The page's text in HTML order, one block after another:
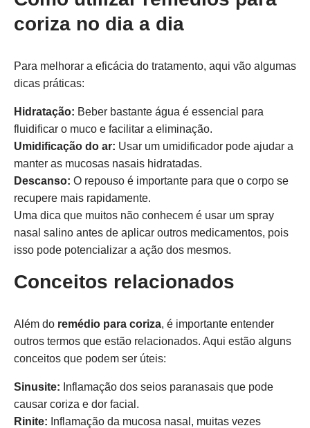
coriza no dia a dia
Para melhorar a eficácia do tratamento, aqui vão algumas
dicas práticas:
Hidratação: Beber bastante água é essencial para
fluidificar o muco e facilitar a eliminação.
Umidificação do ar: Usar um umidificador pode ajudar a
manter as mucosas nasais hidratadas.
Descanso: O repouso é importante para que o corpo se
recupere mais rapidamente.
Uma dica que muitos não conhecem é usar um spray
nasal salino antes de aplicar outros medicamentos, pois
isso pode potencializar a ação dos mesmos.
Conceitos relacionados
Além do remédio para coriza, é importante entender
outros termos que estão relacionados. Aqui estão alguns
conceitos que podem ser úteis:
Sinusite: Inflamação dos seios paranasais que pode
causar coriza e dor facial.
Rinite: Inflamação da mucosa nasal, muitas vezes